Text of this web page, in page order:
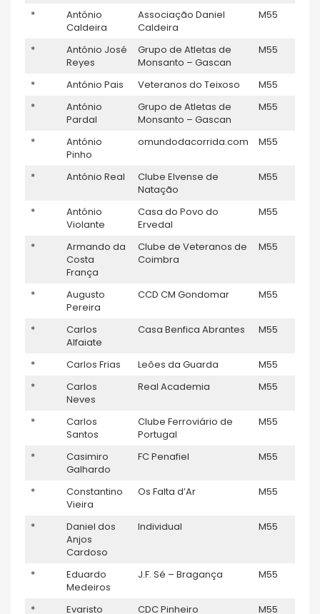
*
António
Caldeira
Associação Daniel
Caldeira
M55
*
António José
Reyes
Grupo de Atletas de
Monsanto – Gascan
M55
* António Pais Veteranos do Teixoso M55
*
António
Pardal
Grupo de Atletas de
Monsanto – Gascan
M55
*
António
Pinho
omundodacorrida.com M55
* António Real
Clube Elvense de
Natação
M55
*
António
Violante
Casa do Povo do
Ervedal
M55
*
Armando da
Costa
França
Clube de Veteranos de
Coimbra
M55
*
Augusto
Pereira
CCD CM Gondomar M55
*
Carlos
Alfaiate
Casa Benfica Abrantes M55
* Carlos Frias Leões da Guarda M55
*
Carlos
Neves
Real Academia M55
*
Carlos
Santos
Clube Ferroviário de
Portugal
M55
*
Casimiro
Galhardo
FC Penafiel M55
*
Constantino
Vieira
Os Falta d’Ar M55
*
Daniel dos
Anjos
Cardoso
Individual M55
*
Eduardo
Medeiros
J.F. Sé – Bragança M55
* Evaristo CDC Pinheiro M55